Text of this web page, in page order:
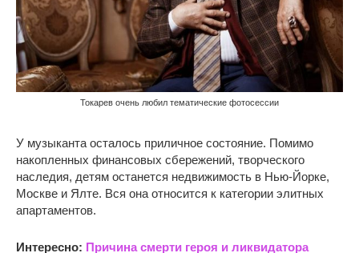
Токарев очень любил тематические фотосессии
У музыканта осталось приличное состояние. Помимо
накопленных финансовых сбережений, творческого
наследия, детям останется недвижимость в Нью-Йорке,
Москве и Ялте. Вся она относится к категории элитных
апартаментов.
Интересно: Причина смерти героя и ликвидатора